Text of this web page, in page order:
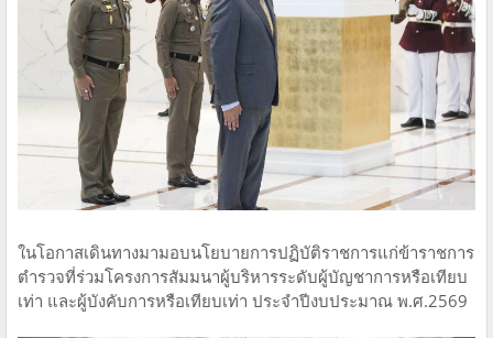
ในโอกาสเดินทางมามอบนโยบายการปฏิบัติราชการแก่ข้าราชการ
ตำรวจที่ร่วมโครงการสัมมนาผู้บริหารระดับผู้บัญชาการหรือเทียบ
เท่า และผู้บังคับการหรือเทียบเท่า ประจำปีงบประมาณ พ.ศ.2569